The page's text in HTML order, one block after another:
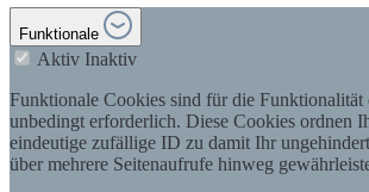
Funktionale
Aktiv Inaktiv
Funktionale Cookies sind für die Funktionalität
unbedingt erforderlich. Diese Cookies ordnen
eindeutige zufällige ID zu damit Ihr
über mehrere Seitenaufrufe hinweg